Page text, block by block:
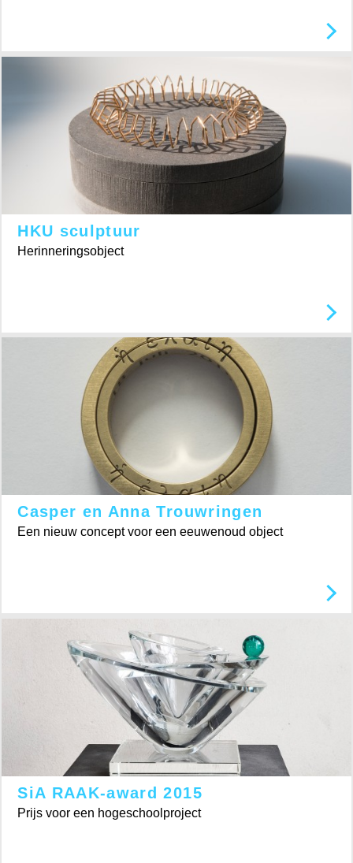
HKU sculptuur
Herinneringsobject
Casper en Anna Trouwringen
Een nieuw concept voor een eeuwenoud object
SiA RAAK-award 2015
Prijs voor een hogeschoolproject